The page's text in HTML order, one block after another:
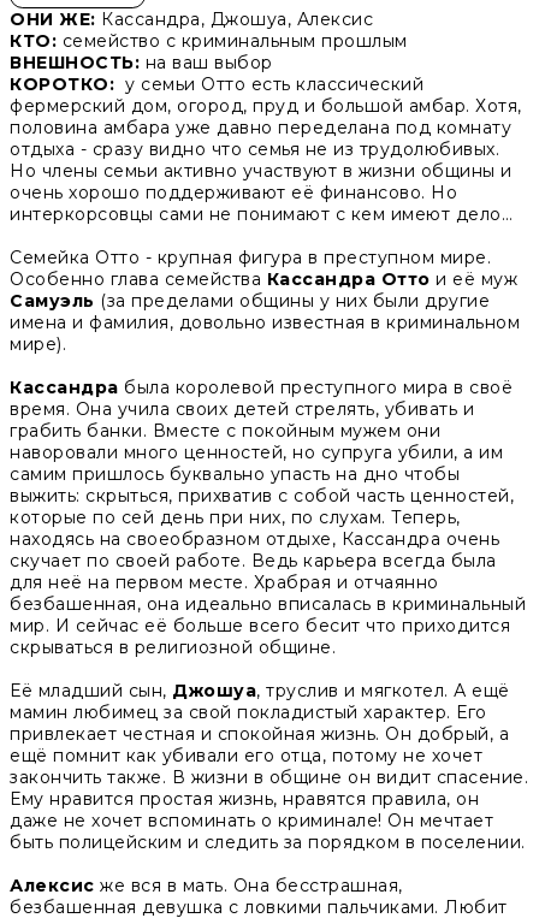
ОНИ ЖЕ: Кассандра, Джошуа, Алексис
КТО: семейство с криминальным прошлым
ВНЕШНОСТЬ: на ваш выбор
КОРОТКО: у семьи Отто есть классический
фермерский дом, огород, пруд и большой амбар. Хотя,
половина амбара уже давно переделана под комнату
отдыха - сразу видно что семья не из трудолюбивых.
Но члены семьи активно участвуют в жизни общины и
очень хорошо поддерживают её финансово. Но
интеркорсовцы сами не понимают с кем имеют дело…
Семейка Отто - крупная фигура в преступном мире.
Особенно глава семейства Кассандра Отто и её муж
Самуэль (за пределами общины у них были другие
имена и фамилия, довольно известная в криминальном
мире).
Кассандра была королевой преступного мира в своё
время. Она учила своих детей стрелять, убивать и
грабить банки. Вместе с покойным мужем они
наворовали много ценностей, но супруга убили, а им
самим пришлось буквально упасть на дно чтобы
выжить: скрыться, прихватив с собой часть ценностей,
которые по сей день при них, по слухам. Теперь,
находясь на своеобразном отдыхе, Кассандра очень
скучает по своей работе. Ведь карьера всегда была
для неё на первом месте. Храбрая и отчаянно
безбашенная, она идеально вписалась в криминальный
мир. И сейчас её больше всего бесит что приходится
скрываться в религиозной общине.
Её младший сын, Джошуа, труслив и мягкотел. А ещё
мамин любимец за свой покладистый характер. Его
привлекает честная и спокойная жизнь. Он добрый, а
ещё помнит как убивали его отца, потому не хочет
закончить также. В жизни в общине он видит спасение.
Ему нравится простая жизнь, нравятся правила, он
даже не хочет вспоминать о криминале! Он мечтает
быть полицейским и следить за порядком в поселении.
Алексис же вся в мать. Она бесстрашная,
безбашенная девушка с ловкими пальчиками. Любит